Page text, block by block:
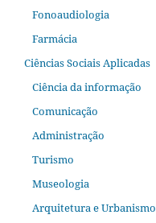
Fonoaudiologia
Farmácia
Ciências Sociais Aplicadas
Ciência da informação
Comunicação
Administração
Turismo
Museologia
Arquitetura e Urbanismo